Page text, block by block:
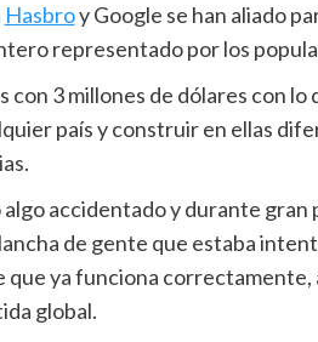
Hasbroy Google se han aliado
representado por los
3 millones de dólares con lo
país y construir en ellas
algo accidentado y durante
de gente que estaba
ya funciona correctamente,
global.